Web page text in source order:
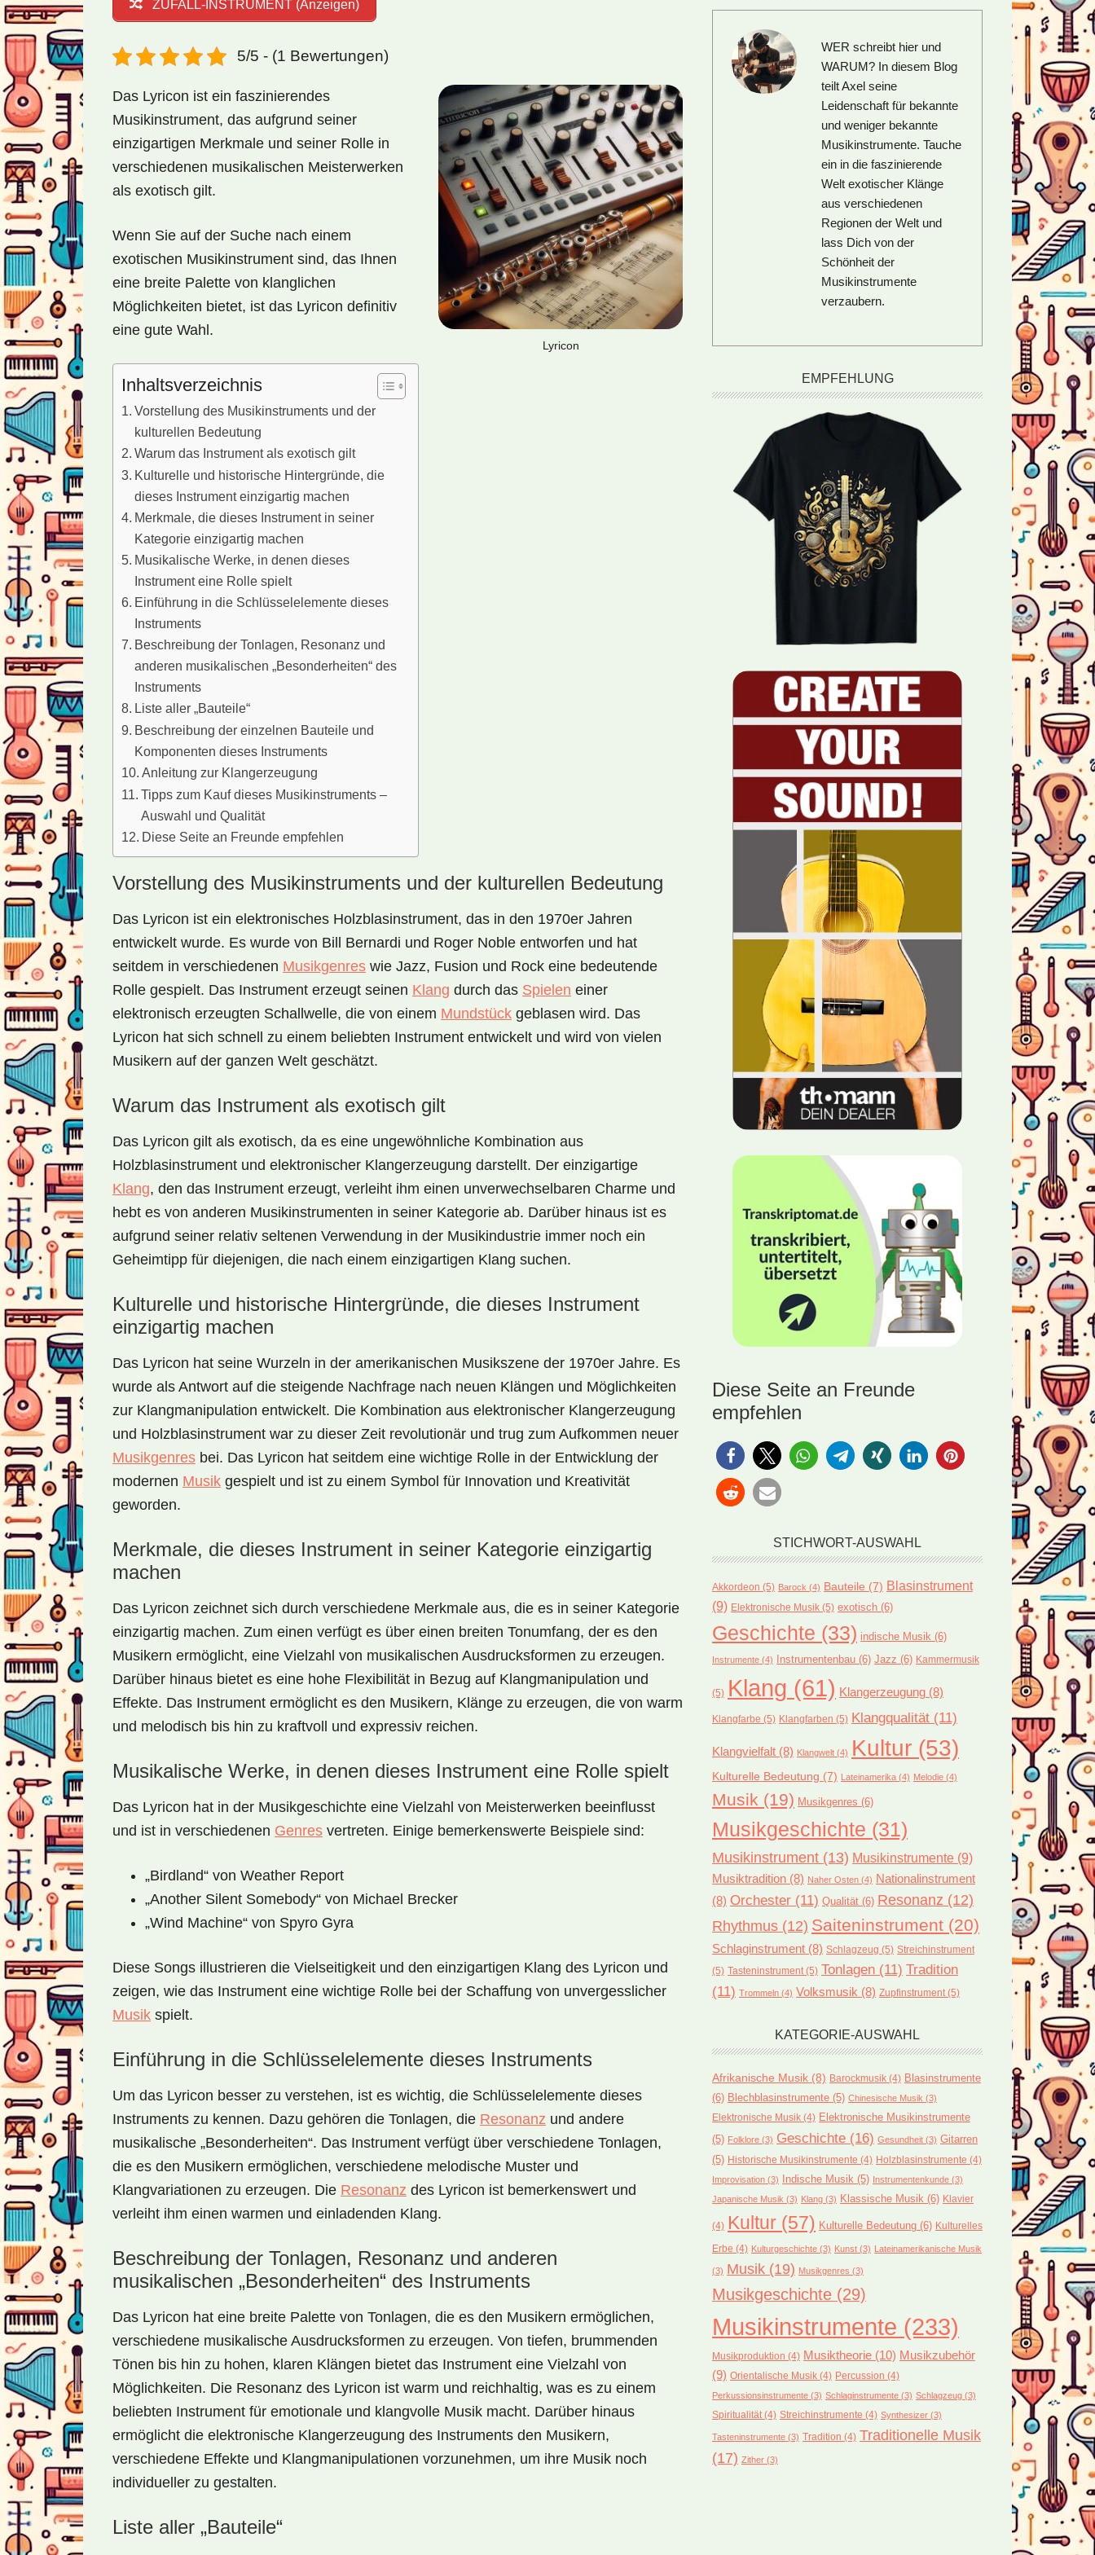
ZUFALL-INSTRUMENT (Anzeigen)
5/5 - (1 Bewertungen)
Lyricon
Das Lyricon ist ein faszinierendes
Musikinstrument, das aufgrund seiner
einzigartigen Merkmale und seiner Rolle in
verschiedenen musikalischen Meisterwerken
als exotisch gilt.
Wenn Sie auf der Suche nach einem
exotischen Musikinstrument sind, das Ihnen
eine breite Palette von klanglichen
Möglichkeiten bietet, ist das Lyricon definitiv
eine gute Wahl.
Inhaltsverzeichnis
Vorstellung des Musikinstruments und der
kulturellen Bedeutung
Warum das Instrument als exotisch gilt
Kulturelle und historische Hintergründe, die
dieses Instrument einzigartig machen
Merkmale, die dieses Instrument in seiner
Kategorie einzigartig machen
Musikalische Werke, in denen dieses
Instrument eine Rolle spielt
Einführung in die Schlüsselelemente dieses
Instruments
Beschreibung der Tonlagen, Resonanz und
anderen musikalischen „Besonderheiten“ des
Instruments
Liste aller „Bauteile“
Beschreibung der einzelnen Bauteile und
Komponenten dieses Instruments
Anleitung zur Klangerzeugung
Tipps zum Kauf dieses Musikinstruments –
Auswahl und Qualität
Diese Seite an Freunde empfehlen
Vorstellung des Musikinstruments und der kulturellen Bedeutung
Das Lyricon ist ein elektronisches Holzblasinstrument, das in den 1970er Jahren
entwickelt wurde. Es wurde von Bill Bernardi und Roger Noble entworfen und hat
seitdem in verschiedenen Musikgenres wie Jazz, Fusion und Rock eine bedeutende
Rolle gespielt. Das Instrument erzeugt seinen Klang durch das Spielen einer
elektronisch erzeugten Schallwelle, die von einem Mundstück geblasen wird. Das
Lyricon hat sich schnell zu einem beliebten Instrument entwickelt und wird von vielen
Musikern auf der ganzen Welt geschätzt.
Warum das Instrument als exotisch gilt
Das Lyricon gilt als exotisch, da es eine ungewöhnliche Kombination aus
Holzblasinstrument und elektronischer Klangerzeugung darstellt. Der einzigartige
Klang, den das Instrument erzeugt, verleiht ihm einen unverwechselbaren Charme und
hebt es von anderen Musikinstrumenten in seiner Kategorie ab. Darüber hinaus ist es
aufgrund seiner relativ seltenen Verwendung in der Musikindustrie immer noch ein
Geheimtipp für diejenigen, die nach einem einzigartigen Klang suchen.
Kulturelle und historische Hintergründe, die dieses Instrument
einzigartig machen
Das Lyricon hat seine Wurzeln in der amerikanischen Musikszene der 1970er Jahre. Es
wurde als Antwort auf die steigende Nachfrage nach neuen Klängen und Möglichkeiten
zur Klangmanipulation entwickelt. Die Kombination aus elektronischer Klangerzeugung
und Holzblasinstrument war zu dieser Zeit revolutionär und trug zum Aufkommen neuer
Musikgenres bei. Das Lyricon hat seitdem eine wichtige Rolle in der Entwicklung der
modernen Musik gespielt und ist zu einem Symbol für Innovation und Kreativität
geworden.
Merkmale, die dieses Instrument in seiner Kategorie einzigartig
machen
Das Lyricon zeichnet sich durch verschiedene Merkmale aus, die es in seiner Kategorie
einzigartig machen. Zum einen verfügt es über einen breiten Tonumfang, der es den
Musikern ermöglicht, eine Vielzahl von musikalischen Ausdrucksformen zu erzeugen.
Darüber hinaus bietet es eine hohe Flexibilität in Bezug auf Klangmanipulation und
Effekte. Das Instrument ermöglicht es den Musikern, Klänge zu erzeugen, die von warm
und melodisch bis hin zu kraftvoll und expressiv reichen.
Musikalische Werke, in denen dieses Instrument eine Rolle spielt
Das Lyricon hat in der Musikgeschichte eine Vielzahl von Meisterwerken beeinflusst
und ist in verschiedenen Genres vertreten. Einige bemerkenswerte Beispiele sind:
„Birdland“ von Weather Report
„Another Silent Somebody“ von Michael Brecker
„Wind Machine“ von Spyro Gyra
Diese Songs illustrieren die Vielseitigkeit und den einzigartigen Klang des Lyricon und
zeigen, wie das Instrument eine wichtige Rolle bei der Schaffung von unvergesslicher
Musik spielt.
Einführung in die Schlüsselelemente dieses Instruments
Um das Lyricon besser zu verstehen, ist es wichtig, die Schlüsselelemente dieses
Instruments zu kennen. Dazu gehören die Tonlagen, die Resonanz und andere
musikalische „Besonderheiten“. Das Instrument verfügt über verschiedene Tonlagen,
die es den Musikern ermöglichen, verschiedene melodische Muster und
Klangvariationen zu erzeugen. Die Resonanz des Lyricon ist bemerkenswert und
verleiht ihm einen warmen und einladenden Klang.
Beschreibung der Tonlagen, Resonanz und anderen
musikalischen „Besonderheiten“ des Instruments
Das Lyricon hat eine breite Palette von Tonlagen, die es den Musikern ermöglichen,
verschiedene musikalische Ausdrucksformen zu erzeugen. Von tiefen, brummenden
Tönen bis hin zu hohen, klaren Klängen bietet das Instrument eine Vielzahl von
Möglichkeiten. Die Resonanz des Lyricon ist warm und reichhaltig, was es zu einem
beliebten Instrument für emotionale und klangvolle Musik macht. Darüber hinaus
ermöglicht die elektronische Klangerzeugung des Instruments den Musikern,
verschiedene Effekte und Klangmanipulationen vorzunehmen, um ihre Musik noch
individueller zu gestalten.
Liste aller „Bauteile“
WER schreibt hier und
WARUM?In diesem Blog
teilt Axel seine
Leidenschaft für bekannte
und weniger bekannte
Musikinstrumente. Tauche
ein in die faszinierende
Welt exotischer Klänge
aus verschiedenen
Regionen der Welt und
lass Dich von der
Schönheit der
Musikinstrumente
verzaubern.
EMPFEHLUNG
Diese Seite an Freunde
empfehlen
STICHWORT-AUSWAHL
Akkordeon (5) Barock (4) Bauteile (7) Blasinstrument
(9) Elektronische Musik (5) exotisch (6)
Geschichte (33) indische Musik (6)
Instrumente (4) Instrumentenbau (6) Jazz (6) Kammermusik
(5) Klang (61) Klangerzeugung (8)
Klangfarbe (5) Klangfarben (5) Klangqualität (11)
Klangvielfalt (8) Klangwelt (4) Kultur (53)
Kulturelle Bedeutung (7) Lateinamerika (4) Melodie (4)
Musik (19) Musikgenres (6)
Musikgeschichte (31)
Musikinstrument (13) Musikinstrumente (9)
Musiktradition (8) Naher Osten (4) Nationalinstrument
(8) Orchester (11) Qualität (6) Resonanz (12)
Rhythmus (12) Saiteninstrument (20)
Schlaginstrument (8) Schlagzeug (5) Streichinstrument
(5) Tasteninstrument(5) Tonlagen (11) Tradition
(11) Trommeln (4) Volksmusik (8) Zupfinstrument(5)
KATEGORIE-AUSWAHL
Afrikanische Musik (8) Barockmusik (4) Blasinstrumente
(6) Blechblasinstrumente (5) Chinesische Musik (3)
Elektronische Musik (4) Elektronische Musikinstrumente
(5) Folklore (3) Geschichte (16) Gesundheit (3) Gitarren
(5) Historische Musikinstrumente (4) Holzblasinstrumente (4)
Improvisation (3) Indische Musik (5) Instrumentenkunde (3)
Japanische Musik (3) Klang (3) Klassische Musik (6) Klavier
(4) Kultur (57) Kulturelle Bedeutung (6) Kulturelles
Erbe (4) Kulturgeschichte (3) Kunst (3) Lateinamerikanische Musik
(3) Musik (19) Musikgenres (3)
Musikgeschichte (29)
Musikinstrumente (233)
Musikproduktion (4) Musiktheorie (10) Musikzubehör
(9) Orientalische Musik (4) Percussion (4)
Perkussionsinstrumente (3) Schlaginstrumente (3) Schlagzeug (3)
Spiritualität (4) Streichinstrumente (4) Synthesizer (3)
Tasteninstrumente (3) Tradition (4) Traditionelle Musik
(17) Zither (3)